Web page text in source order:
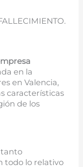
en la
en Valencia,
características
de los
tanto
todo lo relativo